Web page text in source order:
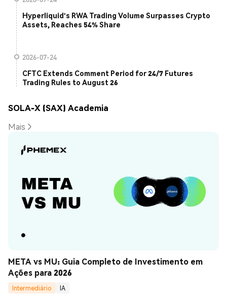
Hyperliquid's RWA Trading Volume Surpasses Crypto
Assets, Reaches 54% Share
2026-07-24
CFTC Extends Comment Period for 24/7 Futures
Trading Rules to August 26
SOLA-X (SAX) Academia
Mais
META vs MU: Guia Completo de Investimento em
Ações para 2026
Intermediário
IA